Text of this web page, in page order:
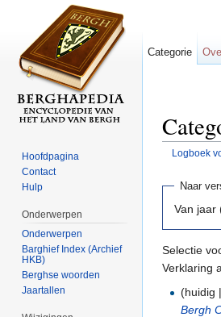
Logboek
Naar
Van jaar
Selectie
Verklaring
(huidig
Bergh
Categorie
Hoofdpagina
Contact
Hulp
Onderwerpen
Onderwerpen
Barghief Index (Archief
HKB)
Berghse woorden
Jaartallen